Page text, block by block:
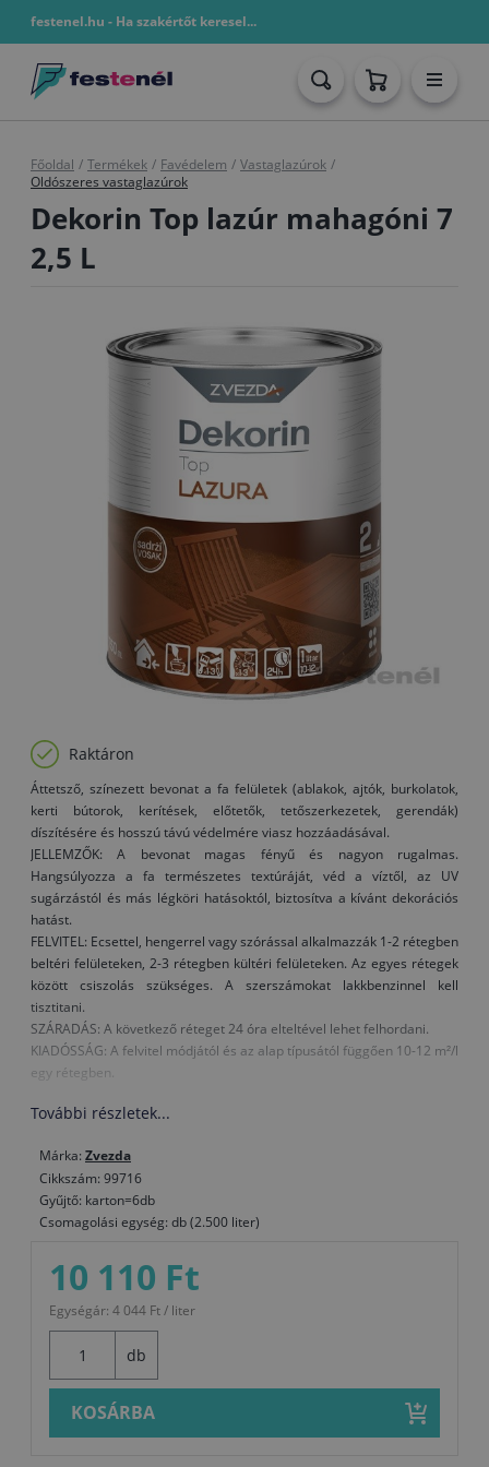
festenel.hu - Ha szakértőt keresel...
Főoldal / Termékek / Favédelem / Vastaglazúrok /
Oldószeres vastaglazúrok
Dekorin Top lazúr mahagóni 7
2,5 L
Raktáron
Áttetsző, színezett bevonat a fa felületek (ablakok, ajtók, burkolatok,
kerti bútorok, kerítések, előtetők, tetőszerkezetek, gerendák)
díszítésére és hosszú távú védelmére viasz hozzáadásával.
JELLEMZŐK: A bevonat magas fényű és nagyon rugalmas.
Hangsúlyozza a fa természetes textúráját, véd a víztől, az UV
sugárzástól és más légköri hatásoktól, biztosítva a kívánt dekorációs
hatást.
FELVITEL: Ecsettel, hengerrel vagy szórással alkalmazzák 1-2 rétegben
beltéri felületeken, 2-3 rétegben kültéri felületeken. Az egyes rétegek
között csiszolás szükséges. A szerszámokat lakkbenzinnel kell
tisztitani.
SZÁRADÁS: A következő réteget 24 óra elteltével lehet felhordani.
KIADÓSSÁG: A felvitel módjától és az alap típusától függően 10-12 m²/l
egy rétegben.
További részletek...
Márka: Zvezda
Cikkszám: 99716
Gyűjtő: karton=6db
Csomagolási egység: db (2.500 liter)
10 110 Ft
Egységár: 4 044 Ft / liter
db
KOSÁRBA